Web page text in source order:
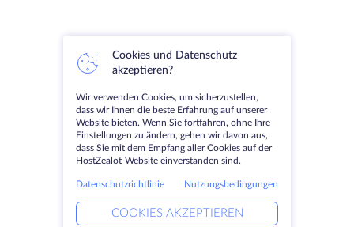
Cookies und Datenschutz
akzeptieren?
Wir verwenden Cookies, um sicherzustellen,
dass wir Ihnen die beste Erfahrung auf unserer
Website bieten. Wenn Sie fortfahren, ohne Ihre
Einstellungen zu ändern, gehen wir davon aus,
dass Sie mit dem Empfang aller Cookies auf der
HostZealot-Website einverstanden sind.
Datenschutzrichtlinie Nutzungsbedingungen
COOKIES AKZEPTIEREN